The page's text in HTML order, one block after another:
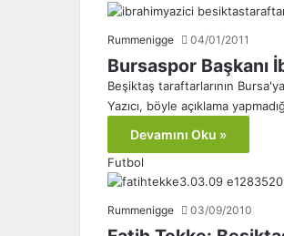
Rummenigge 04/01/2011
Bursaspor Başkanı
Beşiktaş taraftarlarının
Yazıcı, böyle açıklama
Devamını Oku »
Futbol
Rummenigge 03/09/2010